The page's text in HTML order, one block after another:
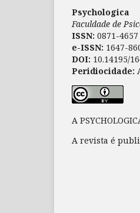
Psychologica
Faculdade de
ISSN: 0871-4657
e-ISSN: 1647-
DOI: 10.14195/
Peridiocidade:
A
A revista é